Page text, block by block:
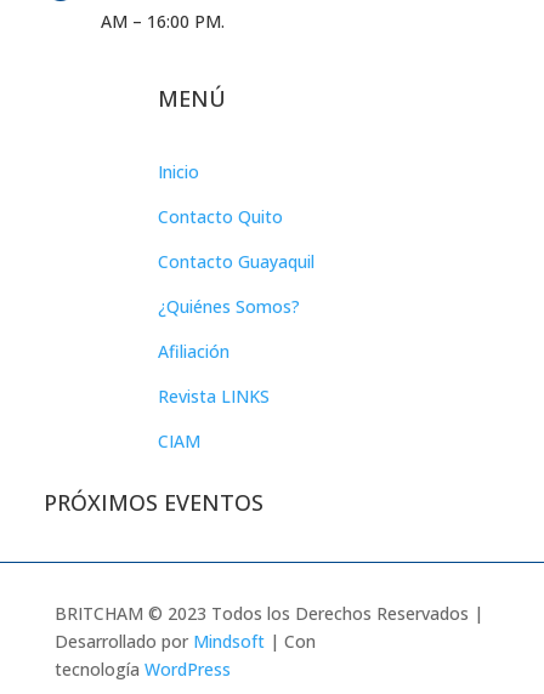
AM – 16:00 PM.
MENÚ
Inicio
Contacto Quito
Contacto Guayaquil
¿Quiénes Somos?
Afiliación
Revista LINKS
CIAM
PRÓXIMOS EVENTOS
BRITCHAM © 2023 Todos los Derechos Reservados |
Desarrollado por Mindsoft| Con
tecnología WordPress